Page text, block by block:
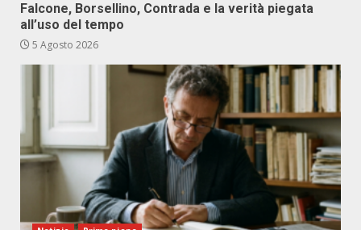
Falcone, Borsellino, Contrada e la verità piegata
all’uso del tempo
5 Agosto 2026